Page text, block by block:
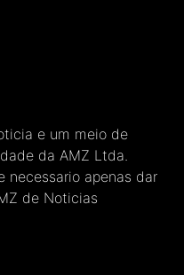
e um meio de
da AMZ Ltda.
necessario apenas dar
de Noticias